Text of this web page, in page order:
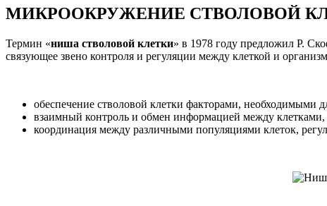
МИКРООКРУЖЕНИЕ СТВОЛОВОЙ
Термин «ниша стволовой клетки» в 1978 году предложил Р.
связующее звено контроля и регуляции между клеткой и
обеспечение стволовой клетки факторами, необходимыми
взаимный контроль и обмен информацией между клетками,
координация между различными популяциями клеток,